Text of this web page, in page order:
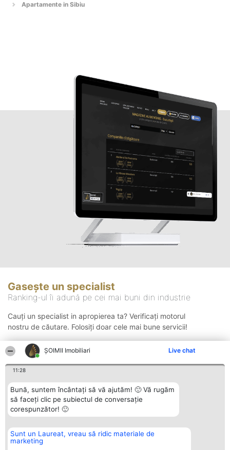
ȘOIMII Imobiliari Live chat
11:28
Bună, suntem încântați să vă ajutăm! 🙂 Vă rugăm
să faceți clic pe subiectul de conversație
corespunzător! 🙂
Sunt un Laureat, vreau să ridic materiale de
marketing
Apartamente in Sibiu
Gasește un specialist
Ranking-ul îi adună pe cei mai buni din industrie
Cauți un specialist in apropierea ta? Verificați motorul
nostru de căutare. Folosiți doar cele mai bune servicii!
Organizator Ranking
BRIGHT SOLUTIONS BR SRL
Plebiscyt Contact